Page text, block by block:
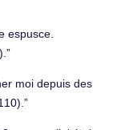
espusce.
moi depuis des